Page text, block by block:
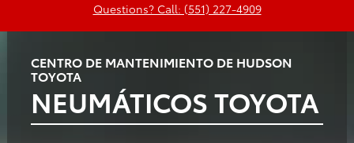
Questions? Call: (551) 227-4909
CENTRO DE MANTENIMIENTO DE HUDSON
TOYOTA
NEUMÁTICOS TOYOTA